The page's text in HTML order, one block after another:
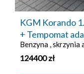
KGM Korando
+ Tempomat
Benzyna ,
124400zł